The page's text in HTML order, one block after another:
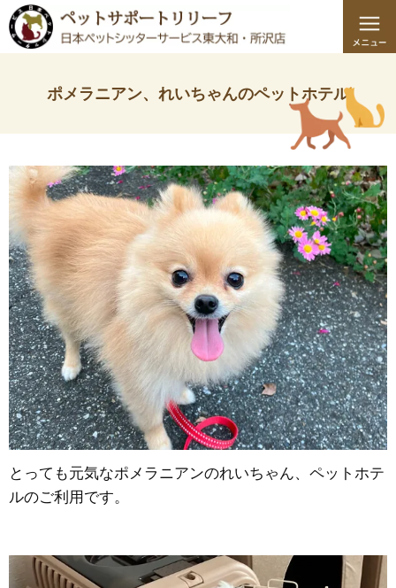
ポメラニアン、れいちゃんのペットホテル
とっても元気なポメラニアンのれいちゃん、ペットホテ
ルのご利用です。